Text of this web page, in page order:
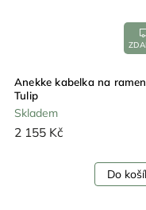
Anekke kabelka na
Tulip
Skladem
2 155 Kč
Do